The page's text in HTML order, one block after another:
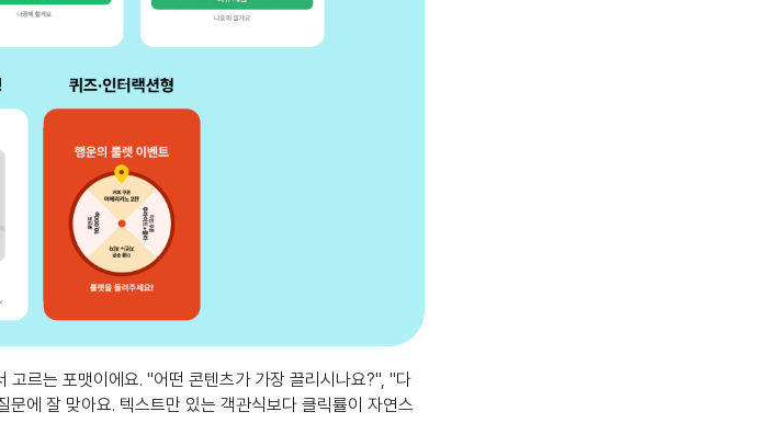
르는 포맷이에요. "어떤 콘텐츠가 가장 끌리시나요?", "다
에 잘 맞아요. 텍스트만 있는 객관식보다 클릭률이 자연스